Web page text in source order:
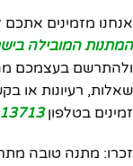
אנחנו מזמינים
המתנות המובילה
ולהתרשם בעצמכם
שאלות, רעיונות או
זמינים בטלפון
זכרו: מתנה טובה